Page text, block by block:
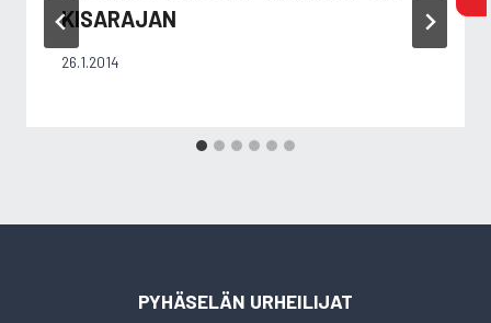
KISARAJAN
26.1.2014
PYHÄSELÄN URHEILIJAT